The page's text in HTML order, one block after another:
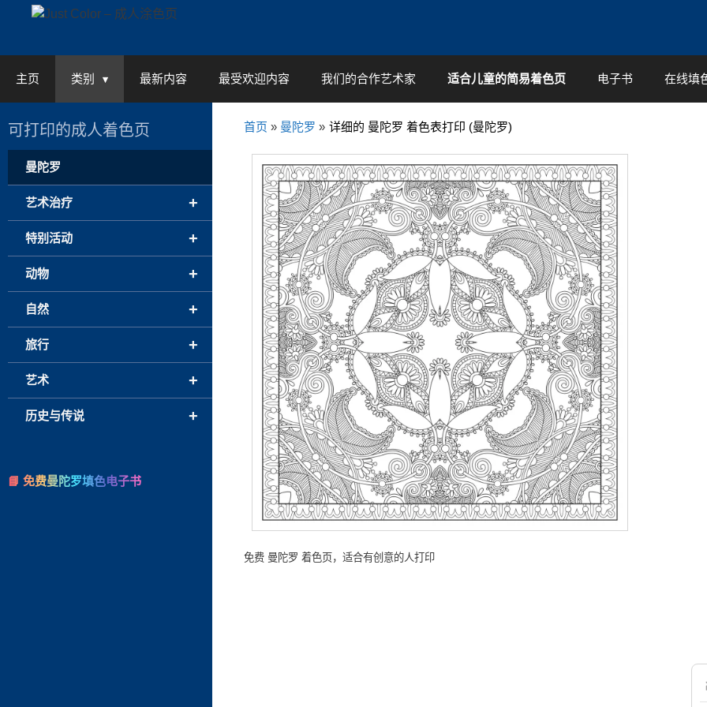
主页 类别 最新内容 最受欢迎内容 我们的合作艺术家 适合儿童的简易着色页 电子书 在线填
首页 » 曼陀罗 » 详细的 曼陀罗 着色表打印 (曼陀罗)
免费 曼陀罗 着色页，适合有创意的人打印
可打印的成人着色页
曼陀罗
+
艺术治疗
+
特别活动
+
动物
+
自然
+
旅行
+
艺术
+
历史与传说
📘 免费曼陀罗填色电子书